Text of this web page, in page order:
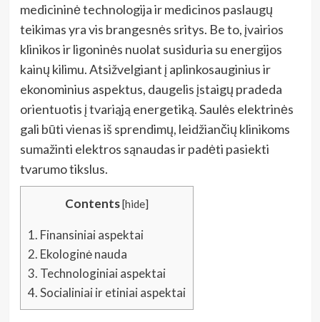
medicininė technologija ir medicinos paslaugų
teikimas yra vis brangesnės sritys. Be to, įvairios
klinikos ir ligoninės nuolat susiduria su energijos
kainų kilimu. Atsižvelgiant į aplinkosauginius ir
ekonominius aspektus, daugelis įstaigų pradeda
orientuotis į tvariąją energetiką. Saulės elektrinės
gali būti vienas iš sprendimų, leidžiančių klinikoms
sumažinti elektros sąnaudas ir padėti pasiekti
tvarumo tikslus.
Contents[hide]
1. Finansiniai aspektai
2. Ekologinė nauda
3. Technologiniai aspektai
4.Socialiniai ir etiniai aspektai